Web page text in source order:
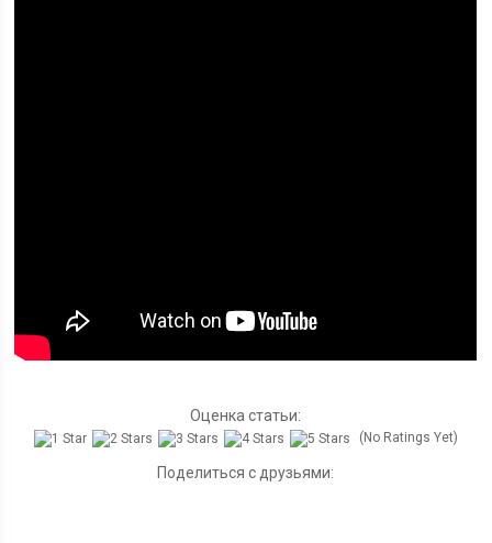
Оценка статьи:
(No Ratings Yet)
Поделиться с друзьями: